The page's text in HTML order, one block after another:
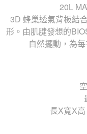
20L
3D 蜂巢透氣背板結
形。由肌腱發想的
自然擺動，為
長X寬X